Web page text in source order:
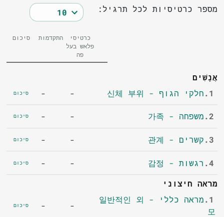
מספר כרטיסיות לכל תרגיל:
כרטיסי
פלאש בעל
פה
התקדמות סיכום
אֲנָשִׁים
1. חלקי הגוף - 신체 부위 -
- סיכום
2. משפחה - 가족 -
- סיכום
3. קשרים - 관계 -
- סיכום
4. רגשות - 감정 -
- סיכום
מראה חיצוני
1.
מראה כללי - 일반적인 외
모
-
- סיכום